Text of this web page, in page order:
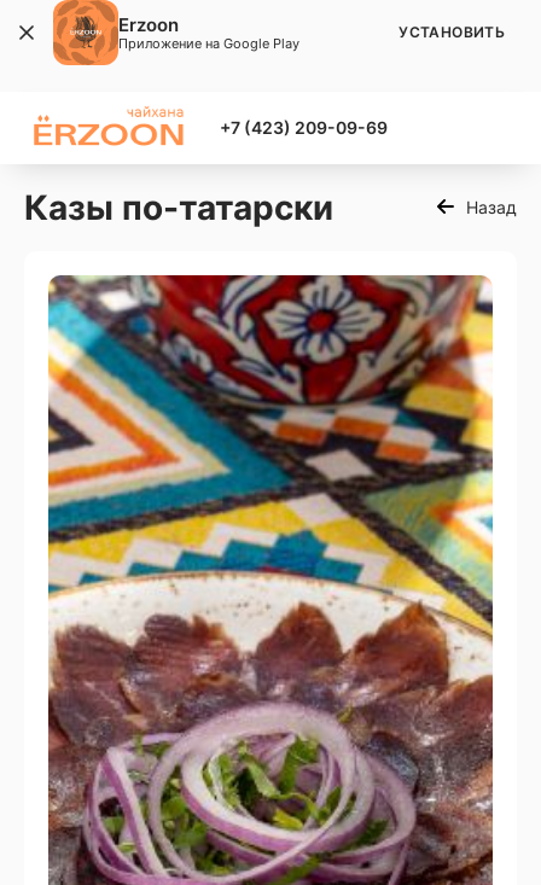
+7 (423) 209-09-69
Казы по-татарски Назад
Erzoon
Приложение на Google Play
УСТАНОВИТЬ